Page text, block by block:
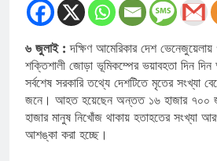
৬ জুলাই :দক্ষিণ আমেরিকার দেশ
শক্তিশালী জোড়া ভূমিকম্পের ভয়াবহতা দিন
সর্বশেষ সরকারি তথ্যে দেশটিতে মৃতের সংখ্যা
জনে। আহত হয়েছেন অন্তত ১৬ হাজার ৭০০
হাজার মানুষ নিখোঁজ থাকায় হতাহতের সংখ্যা
আশঙ্কা করা হচ্ছে।